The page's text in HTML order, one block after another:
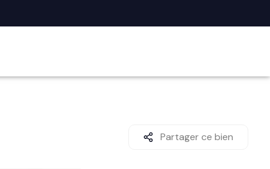
Partager ce bien